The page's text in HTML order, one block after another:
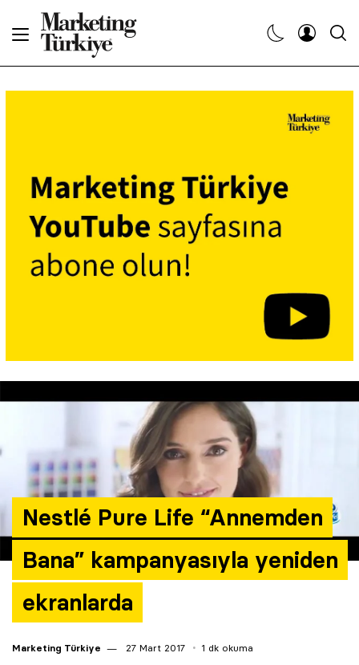
Nestlé Pure Life “Annemden
Bana” kampanyasıyla yeniden
ekranlarda
Marketing Türkiye 27 Mart 2017 1 dk okuma
Dergiler
Etkinlikler